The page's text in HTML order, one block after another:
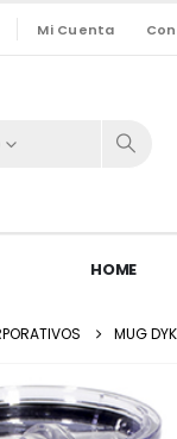
Mi Cuenta
HOME
MUG